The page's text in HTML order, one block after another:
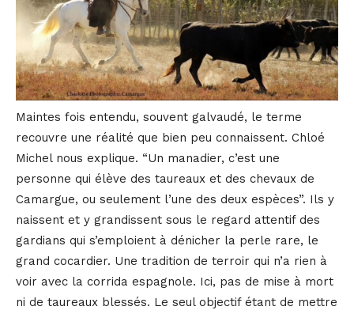
Maintes fois entendu, souvent galvaudé, le terme
recouvre une réalité que bien peu connaissent. Chloé
Michel nous explique. “Un manadier, c’est une
personne qui élève des taureaux et des chevaux de
Camargue, ou seulement l’une des deux espèces”. Ils y
naissent et y grandissent sous le regard attentif des
gardians qui s’emploient à dénicher la perle rare, le
grand cocardier. Une tradition de terroir qui n’a rien à
voir avec la corrida espagnole. Ici, pas de mise à mort
ni de taureaux blessés. Le seul objectif étant de mettre